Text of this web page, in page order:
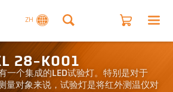
ZH
28-K001
一个集成的LED试验灯。特别是对于
量对象来说，试验灯是将红外测温仪对